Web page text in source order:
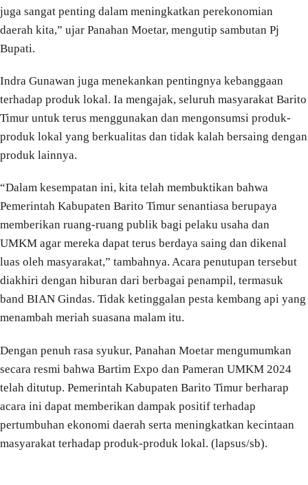
juga sangat penting dalam meningkatkan perekonomian
daerah kita,” ujar Panahan Moetar, mengutip sambutan Pj
Bupati.
Indra Gunawan juga menekankan pentingnya kebanggaan
terhadap produk lokal. Ia mengajak, seluruh masyarakat Barito
Timur untuk terus menggunakan dan mengonsumsi produk-
produk lokal yang berkualitas dan tidak kalah bersaing dengan
produk lainnya.
“Dalam kesempatan ini, kita telah membuktikan bahwa
Pemerintah Kabupaten Barito Timur senantiasa berupaya
memberikan ruang-ruang publik bagi pelaku usaha dan
UMKM agar mereka dapat terus berdaya saing dan dikenal
luas oleh masyarakat,” tambahnya. Acara penutupan tersebut
diakhiri dengan hiburan dari berbagai penampil, termasuk
band BIAN Gindas. Tidak ketinggalan pesta kembang api yang
menambah meriah suasana malam itu.
Dengan penuh rasa syukur, Panahan Moetar mengumumkan
secara resmi bahwa Bartim Expo dan Pameran UMKM 2024
telah ditutup. Pemerintah Kabupaten Barito Timur berharap
acara ini dapat memberikan dampak positif terhadap
pertumbuhan ekonomi daerah serta meningkatkan kecintaan
masyarakat terhadap produk-produk lokal. (lapsus/sb).